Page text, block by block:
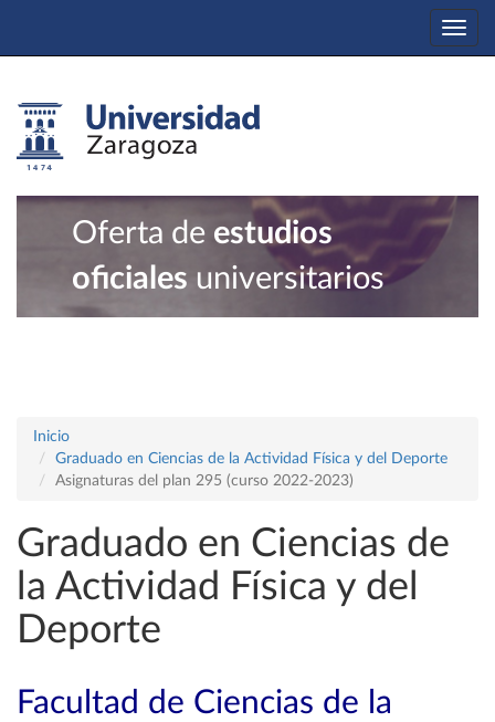
Oferta de estudios
oficiales universitarios
Inicio
Graduado en Ciencias de la Actividad Física y del Deporte
Asignaturas del plan 295 (curso 2022-2023)
Graduado en Ciencias de
la Actividad Física y del
Deporte
Facultad de Ciencias de la